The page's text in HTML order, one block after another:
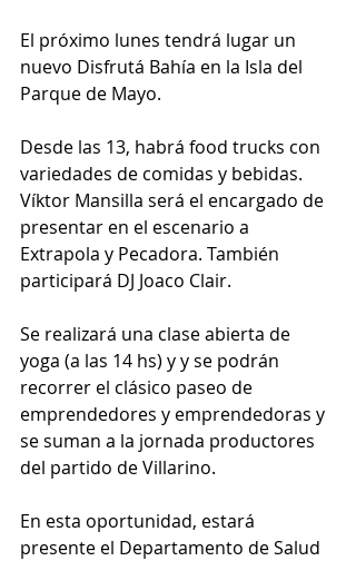
El próximo lunes tendrá lugar un
nuevo Disfrutá Bahía en la Isla del
Parque de Mayo.
Desde las 13, habrá food trucks con
variedades de comidas y bebidas.
Víktor Mansilla será el encargado de
presentar en el escenario a
Extrapola y Pecadora. También
participará DJ Joaco Clair.
Se realizará una clase abierta de
yoga (a las 14 hs) y y se podrán
recorrer el clásico paseo de
emprendedores y emprendedoras y
se suman a la jornada productores
del partido de Villarino.
En esta oportunidad, estará
presente el Departamento de Salud